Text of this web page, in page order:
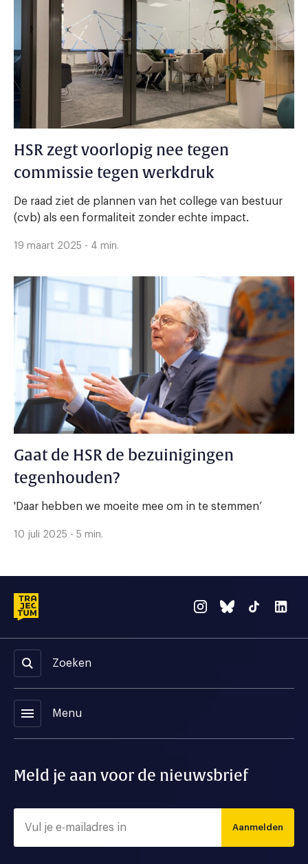
HSR zegt voorlopig nee tegen
commissie tegen werkdruk
De raad ziet de plannen van het college van bestuur
(cvb) als een formaliteit zonder echte impact.
19 maart 2025 - 4 min.
Gaat de HSR de bezuinigingen
tegenhouden?
'Daar hebben we moeite mee om in te stemmen’
10 juli 2025 - 5 min.
Zoeken
menu Menu
Meld je aan voor de nieuwsbrief
Aanmelden